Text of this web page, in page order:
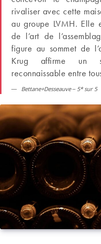
rivaliser avec cette
au groupe LVMH. Elle
de l’art de
figure au sommet de
Krug affirme un
reconnaissable entre
Bettane+Desseauve – 5* sur 5